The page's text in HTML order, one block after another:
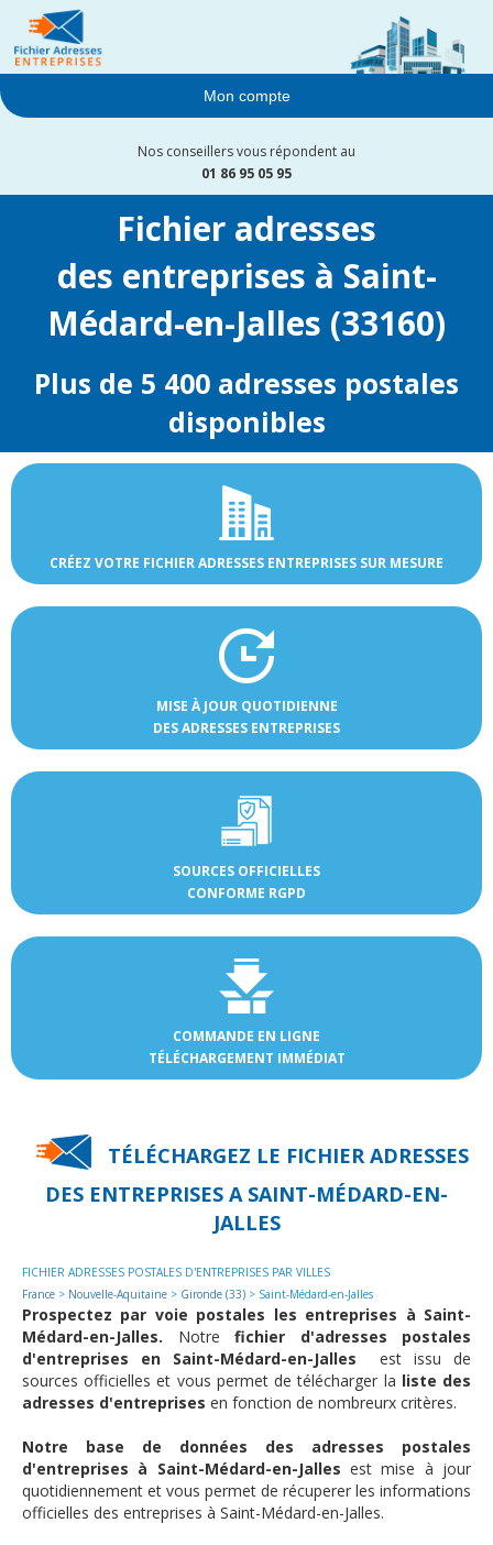
Mon compte
Nos conseillers vous répondent au
01 86 95 05 95
Fichier adresses
des entreprises à Saint-
Médard-en-Jalles (33160)
Plus de 5 400 adresses postales
disponibles
CRÉEZ VOTRE FICHIER ADRESSES ENTREPRISES SUR MESURE
MISE À JOUR QUOTIDIENNE
DES ADRESSES ENTREPRISES
SOURCES OFFICIELLES
CONFORME RGPD
COMMANDE EN LIGNE
TÉLÉCHARGEMENT IMMÉDIAT
TÉLÉCHARGEZ LE FICHIER ADRESSES
DES ENTREPRISES A SAINT-MÉDARD-EN-
JALLES
FICHIER ADRESSES POSTALES D'ENTREPRISES PAR VILLES
France > Nouvelle-Aquitaine > Gironde (33) > Saint-Médard-en-Jalles
Prospectez par voie postales les entreprises à Saint-
Médard-en-Jalles. Notre fichier d'adresses postales
d'entreprises en Saint-Médard-en-Jalles
est issu de
sources officielles et vous permet de télécharger la liste des
adresses d'entreprises en fonction de nombreurx critères.
Notre base de données des adresses postales
d'entreprises à Saint-Médard-en-Jalles est mise à jour
quotidiennement et vous permet de récuperer les informations
officielles des entreprises à Saint-Médard-en-Jalles.